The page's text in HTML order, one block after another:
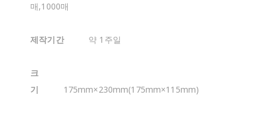
매,1000매
제작기간 약 1주일
크
기
175mm×230mm(175mm×115mm)